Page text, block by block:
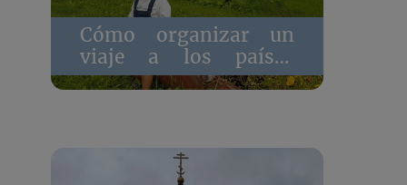
Cómo organizar un
viaje a los países
bálticos con niños